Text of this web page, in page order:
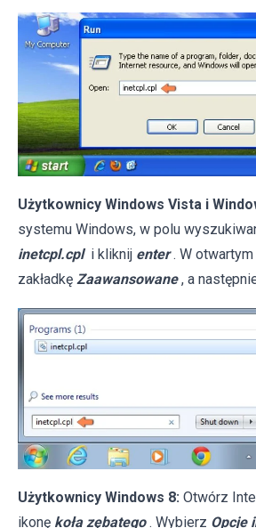
Użytkownicy Windows Vista i
systemu Windows, w polu
inetcpl.cpl i kliknij enter . W
zakładkę Zaawansowane , a
Użytkownicy Windows 8: Otwórz
ikonę koła zębatego . Wybierz Opcje